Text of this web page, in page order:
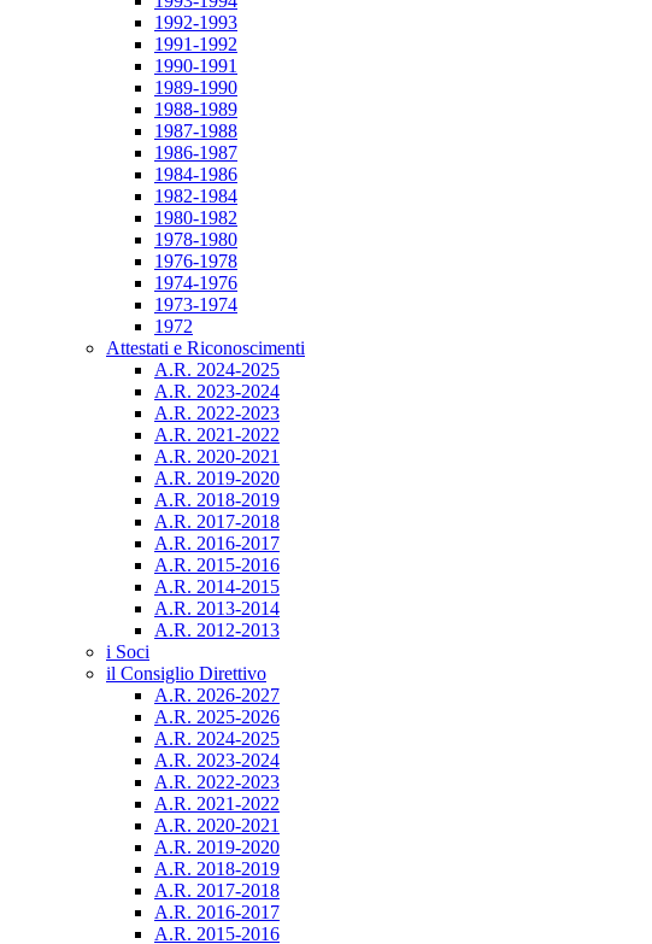
1992-1993
1991-1992
1990-1991
1989-1990
1988-1989
1987-1988
1986-1987
1984-1986
1982-1984
1980-1982
1978-1980
1976-1978
1974-1976
1973-1974
1972
Attestati e Riconoscimenti
A.R. 2024-2025
A.R. 2023-2024
A.R. 2022-2023
A.R. 2021-2022
A.R. 2020-2021
A.R. 2019-2020
A.R. 2018-2019
A.R. 2017-2018
A.R. 2016-2017
A.R. 2015-2016
A.R. 2014-2015
A.R. 2013-2014
A.R. 2012-2013
i Soci
il Consiglio Direttivo
A.R. 2026-2027
A.R. 2025-2026
A.R. 2024-2025
A.R. 2023-2024
A.R. 2022-2023
A.R. 2021-2022
A.R. 2020-2021
A.R. 2019-2020
A.R. 2018-2019
A.R. 2017-2018
A.R. 2016-2017
A.R. 2015-2016